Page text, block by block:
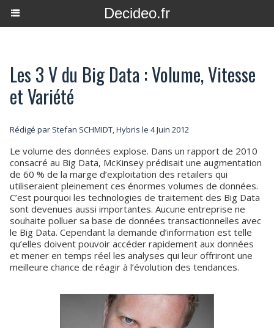
Decideo.fr
Les 3 V du Big Data : Volume, Vitesse
et Variété
Rédigé par Stefan SCHMIDT, Hybris le 4 Juin 2012
Le volume des données explose. Dans un rapport de 2010
consacré au Big Data, McKinsey prédisait une augmentation
de 60 % de la marge d’exploitation des retailers qui
utiliseraient pleinement ces énormes volumes de données.
C’est pourquoi les technologies de traitement des Big Data
sont devenues aussi importantes. Aucune entreprise ne
souhaite polluer sa base de données transactionnelles avec
le Big Data. Cependant la demande d’information est telle
qu’elles doivent pouvoir accéder rapidement aux données
et mener en temps réel les analyses qui leur offriront une
meilleure chance de réagir à l’évolution des tendances.